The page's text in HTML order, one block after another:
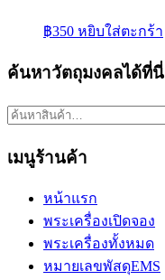
฿350 หยิบใส่ตะกร้า
ค้นหาวัตถุมงคลได้ที่นี่
ค้นหา:
เมนูร้านค้า
หน้าแรก
พระเครื่องเปิดจอง
พระเครื่องทั้งหมด
หมายเลขพัสดุEMS